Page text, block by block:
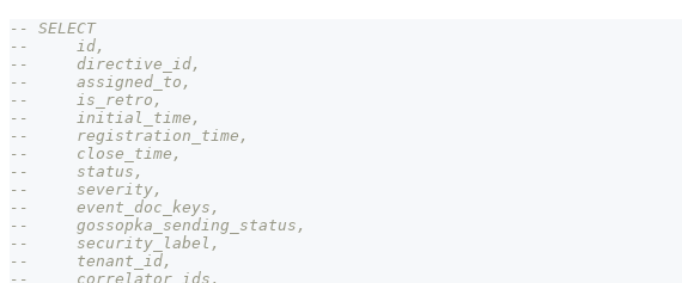
-- SELECT
--     id,
--     directive_id,
--     assigned_to,
--     is_retro,
--     initial_time,
--     registration_time,
--     close_time,
--     status,
--     severity,
--     event_doc_keys,
--     gossopka_sending_status,
--     security_label,
--     tenant_id,
--     correlator_ids,